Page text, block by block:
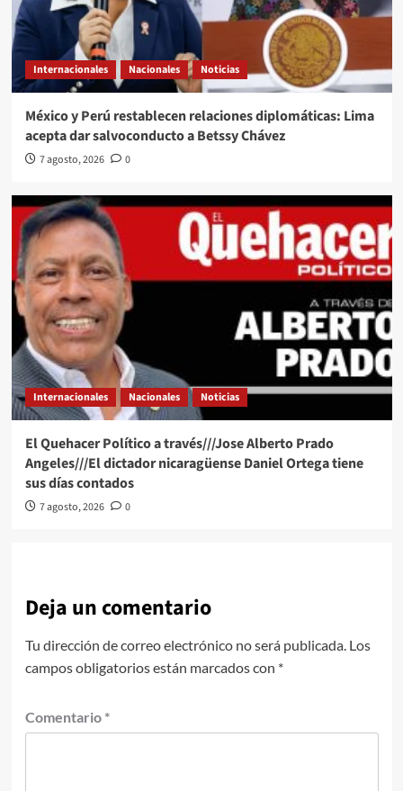
Internacionales Nacionales Noticias
México y Perú restablecen relaciones diplomáticas: Lima
acepta dar salvoconducto a Betssy Chávez
7 agosto, 2026 0
Internacionales Nacionales Noticias
El Quehacer Político a través///Jose Alberto Prado
Angeles///El dictador nicaragüense Daniel Ortega tiene
sus días contados
7 agosto, 2026 0
Deja un comentario
Tu dirección de correo electrónico no será publicada. Los
campos obligatorios están marcados con *
Comentario *